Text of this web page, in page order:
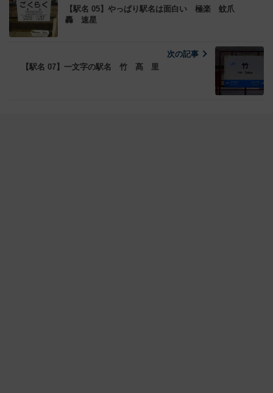
【駅名 05】やっぱり駅名は面白い 極楽 蚊爪
轟 速星
次の記事
【駅名 07】一文字の駅名 竹 髙 里